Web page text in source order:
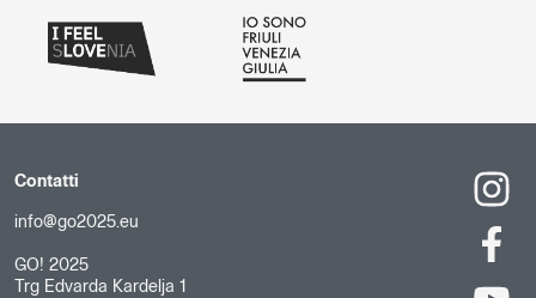
Contatti
info@go2025.eu
GO! 2025
Trg Edvarda Kardelja 1